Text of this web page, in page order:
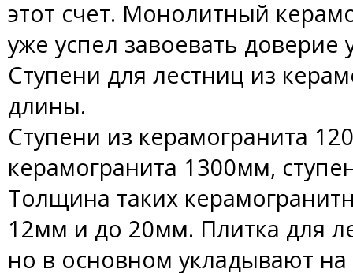
этот счет. Монолитный
уже успел завоевать доверие
Ступени для лестниц из
длины.
Ступени из керамогранита
керамогранита 1300мм,
Толщина таких
12мм и до 20мм. Плитка для
но в основном укладывают